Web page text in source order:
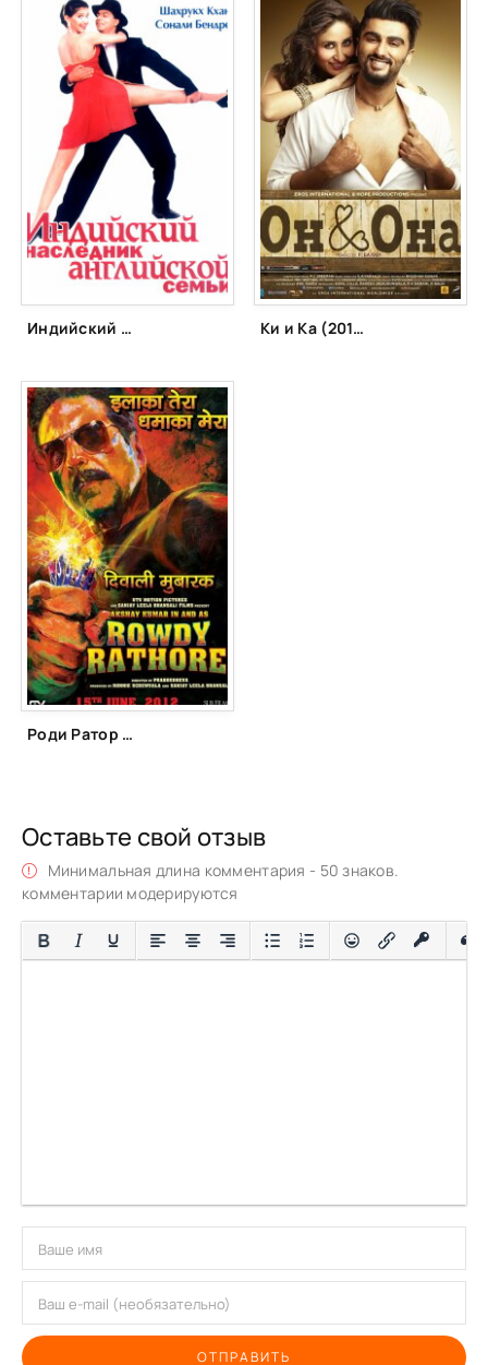
Индийский наследник английской семьи (1997) Ки и Ка (2016)
Роди Ратор (2012)
Оставьте свой отзыв
Минимальная длина комментария - 50 знаков.
комментарии модерируются
ОТПРАВИТЬ